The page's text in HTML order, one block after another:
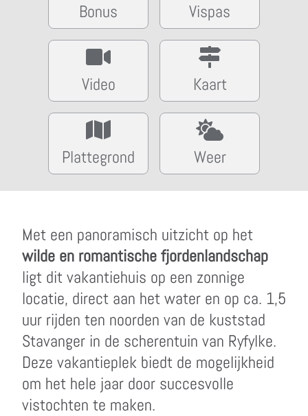
Bonus Vispas
Video Kaart
Plattegrond Weer
Met een panoramisch uitzicht op het
wilde en romantische fjordenlandschap
ligt dit vakantiehuis op een zonnige
locatie, direct aan het water en op ca. 1,5
uur rijden ten noorden van de kuststad
Stavanger in de scherentuin van Ryfylke.
Deze vakantieplek biedt de mogelijkheid
om het hele jaar door succesvolle
vistochten te maken.